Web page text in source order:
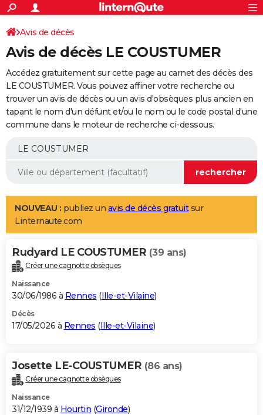
ACTUALITÉS
Politique
Société
Faits Divers
Education
Monde
Villes
+
SPORT
Coupe du monde 2026
Football
Tennis
Cyclisme
Rugby
Forum
Programme TV
TNTStreaming
Cinéma
Sorties cinéma
Musique
+FINANCE
Retraite
Epargne
Immobilier
Risques naturels par ville
Assurance
AUTO
Essais
Réserver un essai
Citadines
Berlines
SUV
Forum auto
+
Mobiles
Meilleur smartphone
Internet
Ordinateurs
Jeux vidéo
Guide high-tech
Aménagement intérieur
LIFESTYLE
Art de vivre
Bien-être
Loisirs
Mode
Modes de vie
Alimentation
Guide de la santé
Maladies
Médicaments
Sommeil
VOYAGE
Destinations
City break
Voyage nature
Voyage de noces
Forum
Climat
+PHOTO
GUIDES D'ACHAT
BONS PLANS
Carte de Noël
Carte Bonne année
Carte Saint-Valentin
Carte Pâques
Carte d'anniversaire
DICTIONNAIRE
Dictionnaire
Biographies
Citations
Expressions
Proverbes
PROGRAMME TV
Avis de décès
Avis de décès LE COUSTUMER
Accédez gratuitement sur cette page au carnet des décès des
LE COUSTUMER. Vous pouvez affiner votre recherche ou
trouver un avis de décès ou un avis d'obsèques plus ancien en
tapant le nom d'un défunt et/ou le nom ou le code postal d'une
commune dans le moteur de recherche ci-dessous.
NOUVEAU : publiez un avis de décès gratuitsur
Linternaute.com
Rudyard LE COUSTUMER (39 ans)
Créer une cagnotte obsèques
Naissance
30/06/1986 à Rennes (Ille-et-Vilaine)
Décès
17/05/2026 à Rennes (Ille-et-Vilaine)
Josette LE-COUSTUMER (86 ans)
Créer une cagnotte obsèques
Naissance
31/12/1939 à Hourtin (Gironde)